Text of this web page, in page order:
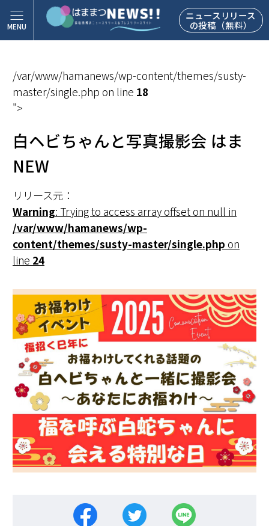
ニュースリリース
の投稿（無料）
/var/www/hamanews/wp-content/themes/susty-
master/single.php on line 18
">
白ヘビちゃんと写真撮影会 はま
NEW
リリース元：
Warning: Trying to access array offset on null in
/var/www/hamanews/wp-
content/themes/susty-master/single.php on
line 24